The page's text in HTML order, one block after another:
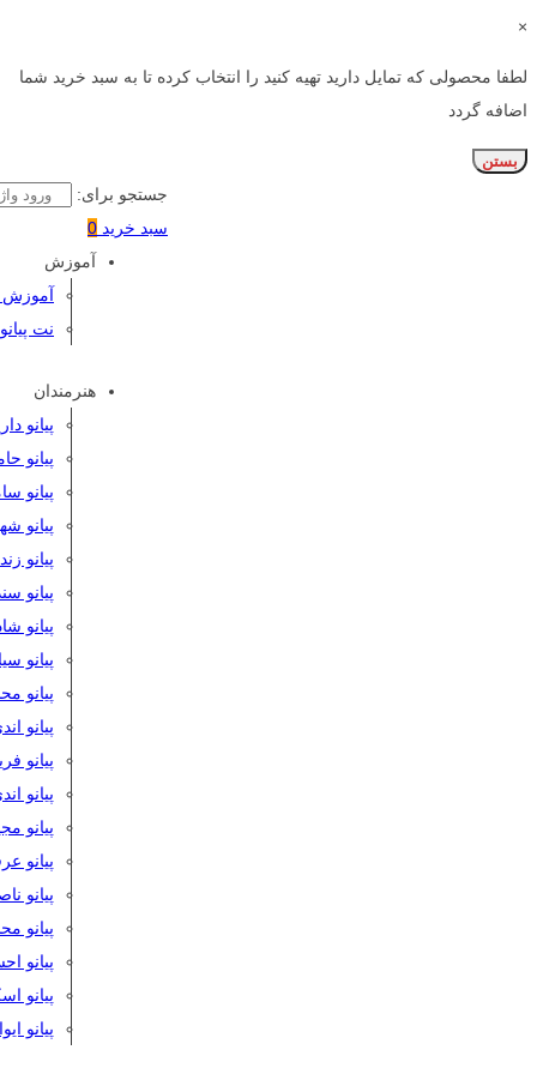
×
لطفا محصولی که تمایل دارید تهیه کنید را انتخاب کرده تا به سبد خرید شما
اضافه گردد
بستن
جستجو برای:
سبد خرید 0
آموزش
آموزش
نت پیانو
هنرمندان
پیانو
پیانو
پیانو
پیانو
پیانو
پیانو
پیانو
پیانو
پیانو
پیانو
پیانو
پیانو
پیانو
پیانو
پیانو
پیانو
پیانو
پیانو
پیانو